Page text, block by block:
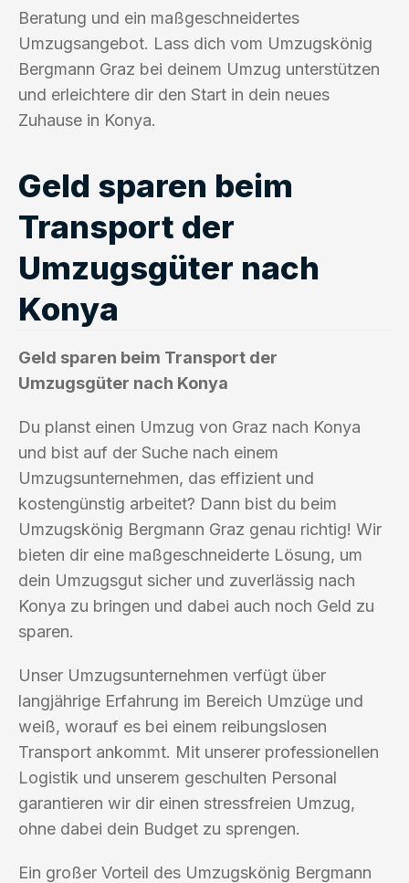
Beratung und ein maßgeschneidertes
Umzugsangebot. Lass dich vom Umzugskönig
Bergmann Graz bei deinem Umzug unterstützen
und erleichtere dir den Start in dein neues
Zuhause in Konya.
Geld sparen beim
Transport der
Umzugsgüter nach
Konya
Geld sparen beim Transport der
Umzugsgüter nach Konya
Du planst einen Umzug von Graz nach Konya
und bist auf der Suche nach einem
Umzugsunternehmen, das effizient und
kostengünstig arbeitet? Dann bist du beim
Umzugskönig Bergmann Graz genau richtig! Wir
bieten dir eine maßgeschneiderte Lösung, um
dein Umzugsgut sicher und zuverlässig nach
Konya zu bringen und dabei auch noch Geld zu
sparen.
Unser Umzugsunternehmen verfügt über
langjährige Erfahrung im Bereich Umzüge und
weiß, worauf es bei einem reibungslosen
Transport ankommt. Mit unserer professionellen
Logistik und unserem geschulten Personal
garantieren wir dir einen stressfreien Umzug,
ohne dabei dein Budget zu sprengen.
Ein großer Vorteil des Umzugskönig Bergmann